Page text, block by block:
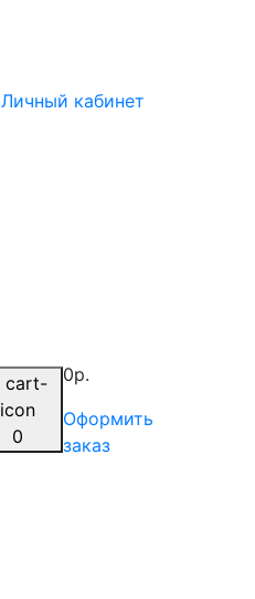
Личный кабинет
0
0р.
Оформить
заказ